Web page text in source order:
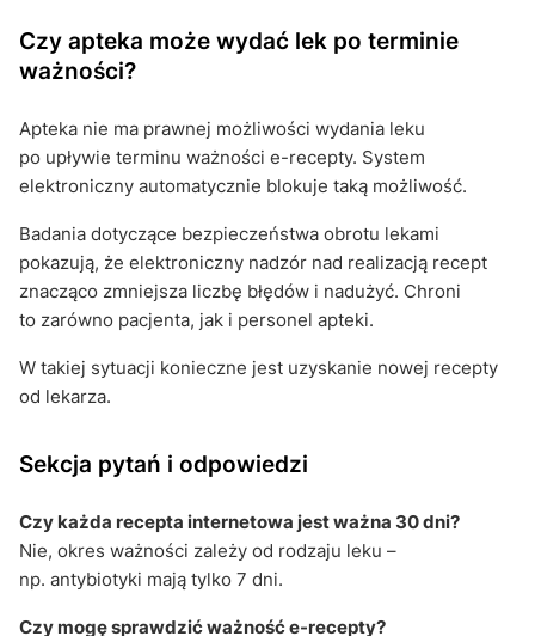
Czy apteka może wydać lek po terminie
ważności?
Apteka nie ma prawnej możliwości wydania leku
po upływie terminu ważności e-recepty. System
elektroniczny automatycznie blokuje taką możliwość.
Badania dotyczące bezpieczeństwa obrotu lekami
pokazują, że elektroniczny nadzór nad realizacją recept
znacząco zmniejsza liczbę błędów i nadużyć. Chroni
to zarówno pacjenta, jak i personel apteki.
W takiej sytuacji konieczne jest uzyskanie nowej recepty
od lekarza.
Sekcja pytań i odpowiedzi
Czy każda recepta internetowa jest ważna 30 dni?
Nie, okres ważności zależy od rodzaju leku –
np. antybiotyki mają tylko 7 dni.
Czy mogę sprawdzić ważność e-recepty?